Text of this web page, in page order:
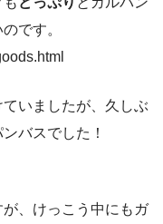
です。
いましたが、久しぶ
バスでした！
、けっこう中にもガ